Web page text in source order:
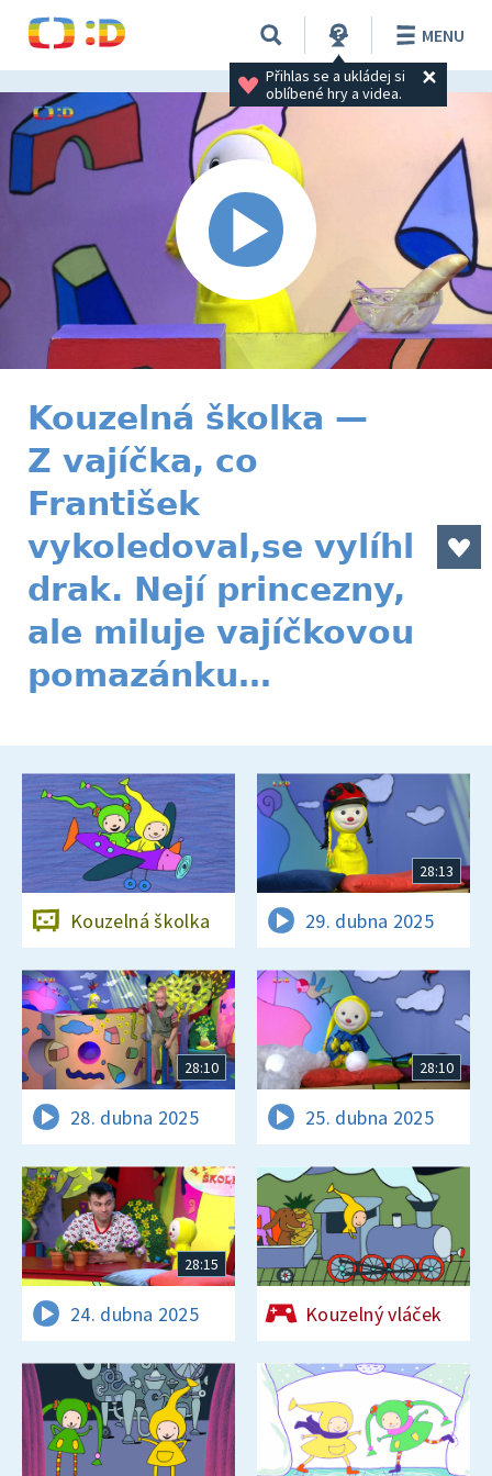
Přihlas se a ukládej si
oblíbené hry a videa.
MENU
Kouzelná školka —
Z vajíčka, co
František
vykoledoval,se vylíhl
drak. Nejí princezny,
ale miluje vajíčkovou
pomazánku…
Kouzelná školka
28:13
29. dubna 2025
28:10
28. dubna 2025
28:10
25. dubna 2025
28:15
24. dubna 2025 Kouzelný vláček